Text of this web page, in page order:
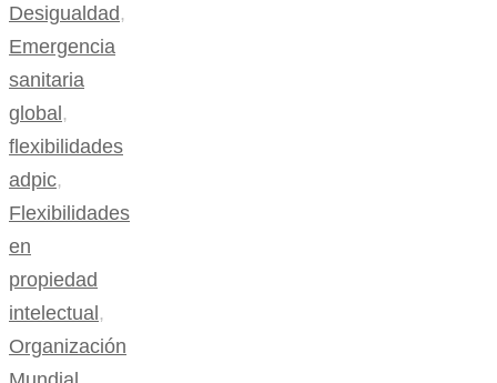
Desigualdad,
Emergencia
sanitaria
global,
flexibilidades
adpic,
Flexibilidades
en
propiedad
intelectual,
Organización